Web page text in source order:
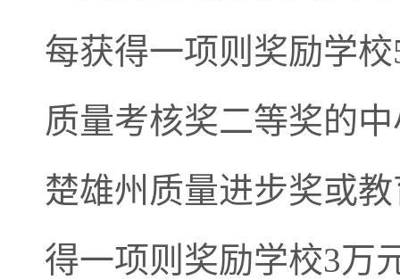
每获得一项则奖励学
质量考核奖二等奖的
楚雄州质量进步奖或
得一项则奖励学校3万